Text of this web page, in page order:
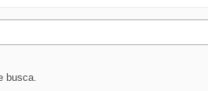
busca.